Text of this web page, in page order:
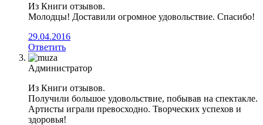
Из Книги отзывов.
Молодцы! Доставили огромное удовольствие. Спасибо!
29.04.2016
Ответить
Администратор
Из Книги отзывов.
Получили большое удовольствие, побывав на спектакле.
Артисты играли превосходно. Творческих успехов и
здоровья!